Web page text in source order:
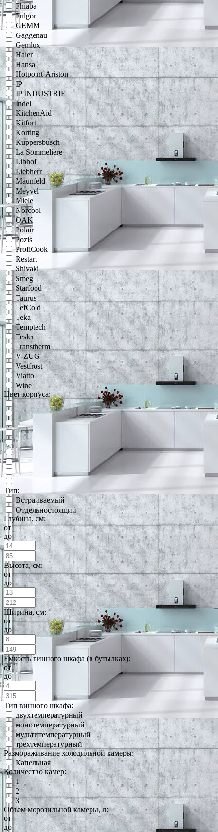
Fhiaba
Fulgor
GEMM
Gaggenau
Gemlux
Haier
Hansa
Hotpoint-Ariston
IP
IP INDUSTRIE
Indel
KitchenAid
Kitfort
Korting
Kuppersbusch
La Sommeliere
Libhof
Liebherr
Maunfeld
Meyvel
Miele
Norcool
OAK
Polair
Pozis
ProfiCook
Restart
Shivaki
Smeg
Starfood
Taurus
TefCold
Teka
Temptech
Tesler
Transtherm
V-ZUG
Vestfrost
Viatto
Wine
Цвет корпуса:
Тип:
Встраиваемый
Отдельностоящий
Глубина, см:
от
до
Высота, см:
от
до
Ширина, см:
от
до
Емкость винного шкафа (в бутылках):
от
до
Тип винного шкафа:
двухтемпературный
монотемпературный
мультитемпературный
трехтемпературный
Размораживание холодильной камеры:
Капельная
Количество камер:
1
2
3
Объем морозильной камеры, л:
от
до